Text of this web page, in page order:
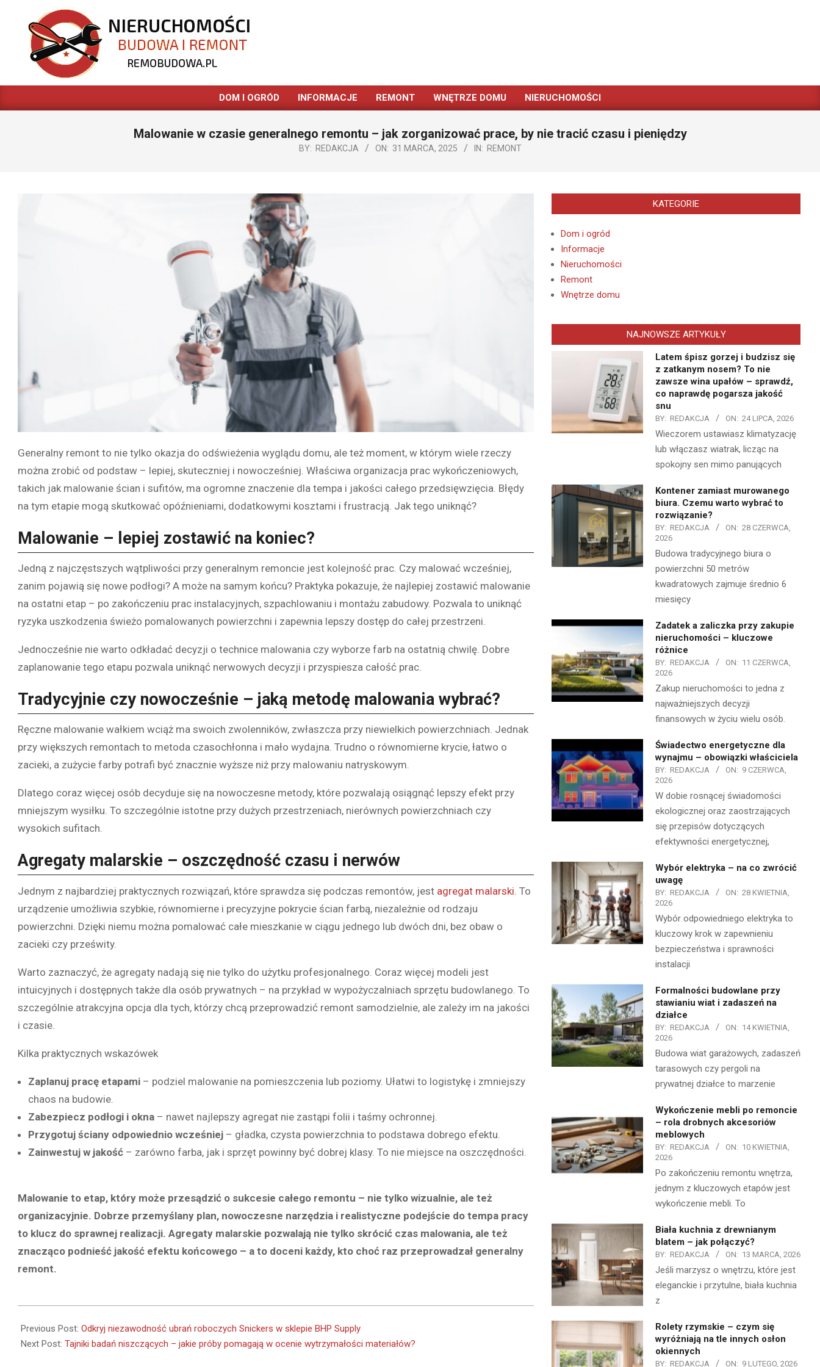
content
REMOBUDOWA.PL
Primary
Menu
DOM I OGRÓD INFORMACJE REMONT WNĘTRZE DOMU NIERUCHOMOŚCI
Malowanie w czasie generalnego remontu – jak zorganizować prace, by nie tracić czasu i pieniędzy
BY: REDAKCJA ON: 31 MARCA, 2025 IN: REMONT
Generalny remont to nie tylko okazja do odświeżenia wyglądu domu, ale też moment, w którym wiele rzeczy
można zrobić od podstaw – lepiej, skuteczniej i nowocześniej. Właściwa organizacja prac wykończeniowych,
takich jak malowanie ścian i sufitów, ma ogromne znaczenie dla tempa i jakości całego przedsięwzięcia. Błędy
na tym etapie mogą skutkować opóźnieniami, dodatkowymi kosztami i frustracją. Jak tego uniknąć?
Malowanie – lepiej zostawić na koniec?
Jedną z najczęstszych wątpliwości przy generalnym remoncie jest kolejność prac. Czy malować wcześniej,
zanim pojawią się nowe podłogi? A może na samym końcu? Praktyka pokazuje, że najlepiej zostawić malowanie
na ostatni etap – po zakończeniu prac instalacyjnych, szpachlowaniu i montażu zabudowy. Pozwala to uniknąć
ryzyka uszkodzenia świeżo pomalowanych powierzchni i zapewnia lepszy dostęp do całej przestrzeni.
Jednocześnie nie warto odkładać decyzji o technice malowania czy wyborze farb na ostatnią chwilę. Dobre
zaplanowanie tego etapu pozwala uniknąć nerwowych decyzji i przyspiesza całość prac.
Tradycyjnie czy nowocześnie – jaką metodę malowania wybrać?
Ręczne malowanie wałkiem wciąż ma swoich zwolenników, zwłaszcza przy niewielkich powierzchniach. Jednak
przy większych remontach to metoda czasochłonna i mało wydajna. Trudno o równomierne krycie, łatwo o
zacieki, a zużycie farby potrafi być znacznie wyższe niż przy malowaniu natryskowym.
Dlatego coraz więcej osób decyduje się na nowoczesne metody, które pozwalają osiągnąć lepszy efekt przy
mniejszym wysiłku. To szczególnie istotne przy dużych przestrzeniach, nierównych powierzchniach czy
wysokich sufitach.
Agregaty malarskie – oszczędność czasu i nerwów
Jednym z najbardziej praktycznych rozwiązań, które sprawdza się podczas remontów, jest agregat malarski . To
urządzenie umożliwia szybkie, równomierne i precyzyjne pokrycie ścian farbą, niezależnie od rodzaju
powierzchni. Dzięki niemu można pomalować całe mieszkanie w ciągu jednego lub dwóch dni, bez obaw o
zacieki czy prześwity.
Warto zaznaczyć, że agregaty nadają się nie tylko do użytku profesjonalnego. Coraz więcej modeli jest
intuicyjnych i dostępnych także dla osób prywatnych – na przykład w wypożyczalniach sprzętu budowlanego. To
szczególnie atrakcyjna opcja dla tych, którzy chcą przeprowadzić remont samodzielnie, ale zależy im na jakości
i czasie.
Kilka praktycznych wskazówek
Zaplanuj pracę etapami – podziel malowanie na pomieszczenia lub poziomy. Ułatwi to logistykę i zmniejszy
chaos na budowie.
Zabezpiecz podłogi i okna – nawet najlepszy agregat nie zastąpi folii i taśmy ochronnej.
Przygotuj ściany odpowiednio wcześniej – gładka, czysta powierzchnia to podstawa dobrego efektu.
Zainwestuj w jakość – zarówno farba, jak i sprzęt powinny być dobrej klasy. To nie miejsce na oszczędności.
Malowanie to etap, który może przesądzić o sukcesie całego remontu – nie tylko wizualnie, ale też
organizacyjnie. Dobrze przemyślany plan, nowoczesne narzędzia i realistyczne podejście do tempa pracy
to klucz do sprawnej realizacji. Agregaty malarskie pozwalają nie tylko skrócić czas malowania, ale też
znacząco podnieść jakość efektu końcowego – a to doceni każdy, kto choć raz przeprowadzał generalny
remont.
03-
31
Previous Post: Odkryj niezawodność ubrań roboczych Snickers w sklepie BHP Supply
Next Post: Tajniki badań niszczących – jakie próby pomagają w ocenie wytrzymałości materiałów?
KATEGORIE
Dom i ogród
Informacje
Nieruchomości
Remont
Wnętrze domu
NAJNOWSZE ARTYKUŁY
Latem śpisz gorzej i budzisz się
z zatkanym nosem? To nie
zawsze wina upałów – sprawdź,
co naprawdę pogarsza jakość
snu
BY: REDAKCJA ON: 24 LIPCA, 2026
Wieczorem ustawiasz klimatyzację
lub włączasz wiatrak, licząc na
spokojny sen mimo panujących
Kontener zamiast murowanego
biura. Czemu warto wybrać to
rozwiązanie?
BY: REDAKCJA ON: 28 CZERWCA,
2026
Budowa tradycyjnego biura o
powierzchni 50 metrów
kwadratowych zajmuje średnio 6
miesięcy
Zadatek a zaliczka przy zakupie
nieruchomości – kluczowe
różnice
BY: REDAKCJA ON: 11 CZERWCA,
2026
Zakup nieruchomości to jedna z
najważniejszych decyzji
finansowych w życiu wielu osób.
Świadectwo energetyczne dla
wynajmu – obowiązki właściciela
BY: REDAKCJA ON: 9 CZERWCA,
2026
W dobie rosnącej świadomości
ekologicznej oraz zaostrzających
się przepisów dotyczących
efektywności energetycznej,
Wybór elektryka – na co zwrócić
uwagę
BY: REDAKCJA ON: 28 KWIETNIA,
2026
Wybór odpowiedniego elektryka to
kluczowy krok w zapewnieniu
bezpieczeństwa i sprawności
instalacji
Formalności budowlane przy
stawianiu wiat i zadaszeń na
działce
BY: REDAKCJA ON: 14 KWIETNIA,
2026
Budowa wiat garażowych, zadaszeń
tarasowych czy pergoli na
prywatnej działce to marzenie
Wykończenie mebli po remoncie
– rola drobnych akcesoriów
meblowych
BY: REDAKCJA ON: 10 KWIETNIA,
2026
Po zakończeniu remontu wnętrza,
jednym z kluczowych etapów jest
wykończenie mebli. To
Biała kuchnia z drewnianym
blatem – jak połączyć?
BY: REDAKCJA ON: 13 MARCA, 2026
Jeśli marzysz o wnętrzu, które jest
eleganckie i przytulne, biała kuchnia
z
Rolety rzymskie – czym się
wyróżniają na tle innych osłon
okiennych
BY: REDAKCJA ON: 9 LUTEGO, 2026